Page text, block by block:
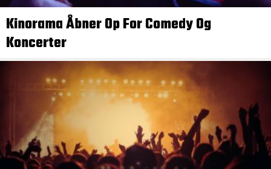
Kinorama Åbner Op For Comedy Og
Koncerter